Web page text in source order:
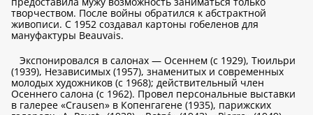
творчеством. После войны обратился к абстрактной
живописи. С 1952 создавал картоны гобеленов для
мануфактуры Beauvais.
Экспонировался в салонах — Осеннем (с 1929), Тюильри
(1939), Независимых (1957), знаменитых и современных
молодых художников (с 1968); действительный член
Осеннего салона (с 1962). Провел персональные выставки
в галерее «Crausen» в Копенгагене (1935), парижских